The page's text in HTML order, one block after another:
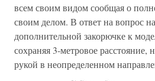
всем своим видом сообщая о
своим делом. В ответ на вопрос
дополнительной закорючке к
сохраняя 3-метровое расстояние,
рукой в неопределенном